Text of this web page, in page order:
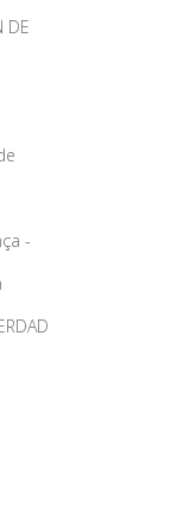
DE
-